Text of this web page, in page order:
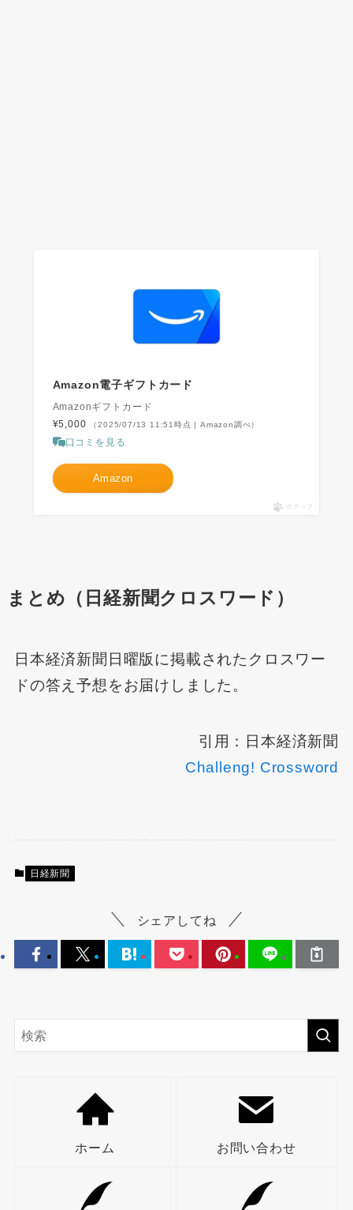
Amazon電子ギフトカード
Amazonギフトカード
¥5,000
（2025/07/13 11:51時点 | Amazon調べ）
口コミを見る
Amazon
ポチップ
まとめ（日経新聞クロスワード）
日本経済新聞日曜版に掲載されたクロスワー
ドの答え予想をお届けしました。
引用：日本経済新聞
Challeng! Crossword
日経新聞
シェアしてね
ホーム お問い合わせ